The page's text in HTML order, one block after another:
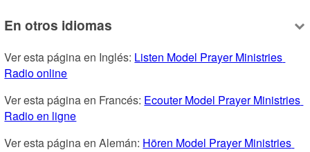
En otros idiomas
Ver esta página en Inglés: Listen Model Prayer Ministries
Radio online
Ver esta página en Francés: Ecouter Model Prayer Ministries
Radio en ligne
Ver esta página en Alemán: Hören Model Prayer Ministries